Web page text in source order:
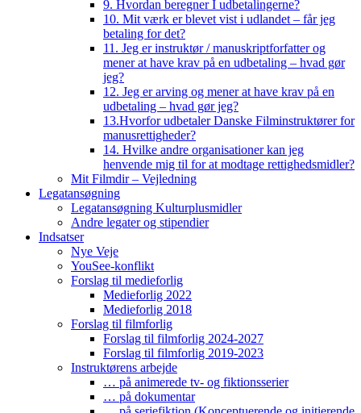
9. Hvordan beregner I udbetalingerne?
10. Mit værk er blevet vist i udlandet – får jeg
betaling for det?
11. Jeg er instruktør / manuskriptforfatter og
mener at have krav på en udbetaling – hvad gør
jeg?
12. Jeg er arving og mener at have krav på en
udbetaling – hvad gør jeg?
13.Hvorfor udbetaler Danske Filminstruktører for
manusrettigheder?
14. Hvilke andre organisationer kan jeg
henvende mig til for at modtage rettighedsmidler?
Mit Filmdir – Vejledning
Legatansøgning
Legatansøgning Kulturplusmidler
Andre legater og stipendier
Indsatser
Nye Veje
YouSee-konflikt
Forslag til medieforlig
Medieforlig 2022
Medieforlig 2018
Forslag til filmforlig
Forslag til filmforlig 2024-2027
Forslag til filmforlig 2019-2023
Instruktørens arbejde
… på animerede tv- og fiktionsserier
… på dokumentar